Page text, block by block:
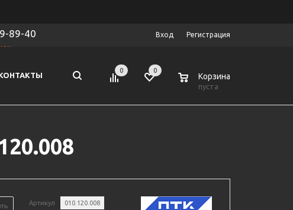
89-40 Вход Регистрация
0 0
Корзина
пуста
Артикул 010.120.008